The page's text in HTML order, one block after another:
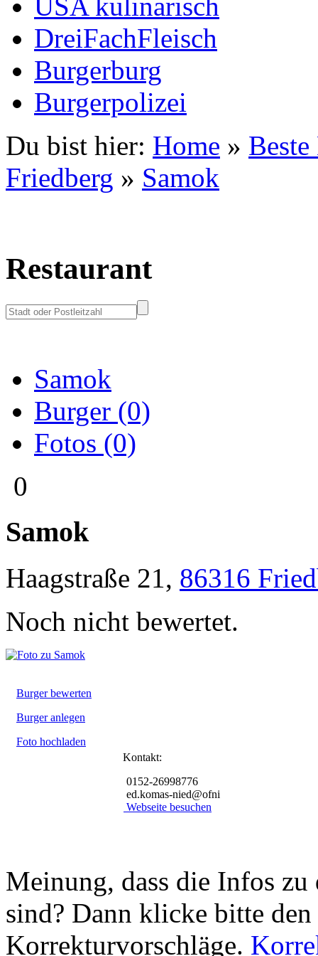
DreiFachFleisch
Burgerburg
Burgerpolizei
Du bist hier: Home »
Friedberg » Samok
Restaurant
Samok
Burger (0)
Fotos (0)
0
Samok
Haagstraße 21, 86316
Noch nicht bewertet.
Burger bewerten
Burger anlegen
Foto hochladen
Kontakt:
0152-26998776
ed.komas-nied@ofni
Webseite besuchen
Meinung, dass die Infos
sind? Dann klicke bitte
Korrekturvorschläge.